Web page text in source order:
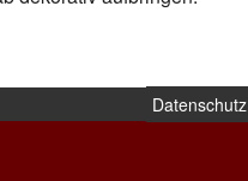
Datenschutz